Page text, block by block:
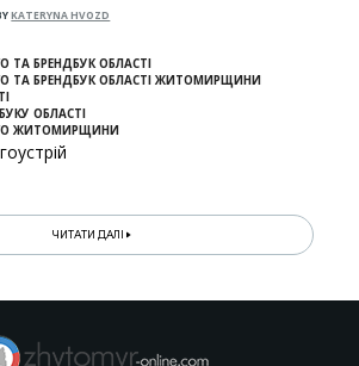
KATERYNA HVOZD
ТА БРЕНДБУК ОБЛАСТІ
ТА БРЕНДБУК ОБЛАСТІ ЖИТОМИРЩИНИ
ОБЛАСТІ
ЖИТОМИРЩИНИ
ЧИТАТИ ДАЛІ